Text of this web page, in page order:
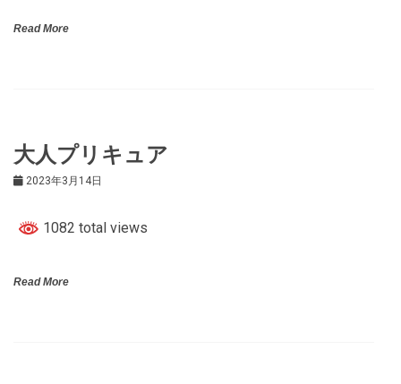
Read More
大人プリキュア
2023年3月14日
1082 total views
Read More